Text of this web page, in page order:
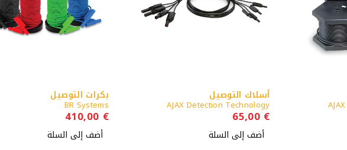
أسلاك التوصيل
AJAX Detection Technology
65,00
أضف إلى السلة
بكرات التوصيل
BR Systems
410,00
أضف إلى السلة